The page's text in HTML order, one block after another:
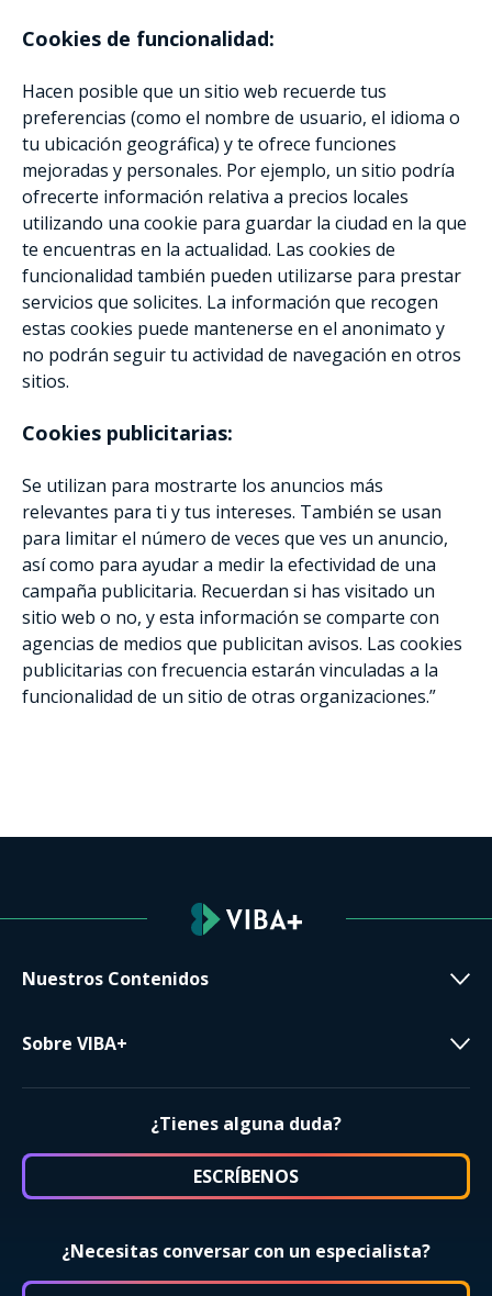
Cookies de funcionalidad:
Hacen posible que un sitio web recuerde tus
preferencias (como el nombre de usuario, el idioma o
tu ubicación geográfica) y te ofrece funciones
mejoradas y personales. Por ejemplo, un sitio podría
ofrecerte información relativa a precios locales
utilizando una cookie para guardar la ciudad en la que
te encuentras en la actualidad. Las cookies de
funcionalidad también pueden utilizarse para prestar
servicios que solicites. La información que recogen
estas cookies puede mantenerse en el anonimato y
no podrán seguir tu actividad de navegación en otros
sitios.
Cookies publicitarias:
Se utilizan para mostrarte los anuncios más
relevantes para ti y tus intereses. También se usan
para limitar el número de veces que ves un anuncio,
así como para ayudar a medir la efectividad de una
campaña publicitaria. Recuerdan si has visitado un
sitio web o no, y esta información se comparte con
agencias de medios que publicitan avisos. Las cookies
publicitarias con frecuencia estarán vinculadas a la
funcionalidad de un sitio de otras organizaciones.”
Nuestros Contenidos
Sobre VIBA+
¿Tienes alguna duda?
ESCRÍBENOS
¿Necesitas conversar con un especialista?